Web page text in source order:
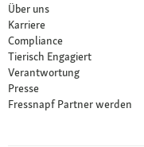
Über uns
Karriere
Compliance
Tierisch Engagiert
Verantwortung
Presse
Fressnapf Partner werden